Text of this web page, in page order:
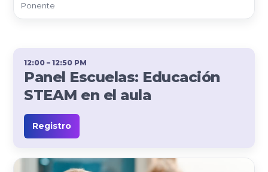
Ponente
12:00 – 12:50 PM
Panel Escuelas: Educación
STEAM en el aula
Registro